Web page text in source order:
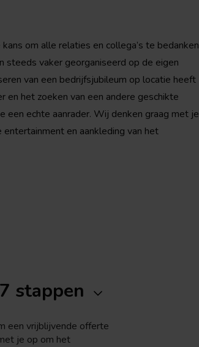
om alle relaties en collega’s te bedanken
steeds vaker georganiseerd op de eigen
van een bedrijfsjubileum op locatie heeft
het zoeken van een andere geschikte
een echte aanrader. Wij denken graag met je
en aankleding van het
stappen
een vrijblijvende offerte
je op om het